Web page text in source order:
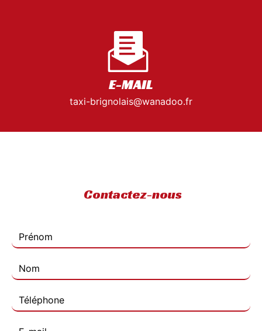
E-MAIL
taxi-brignolais@wanadoo.fr
Contactez-nous